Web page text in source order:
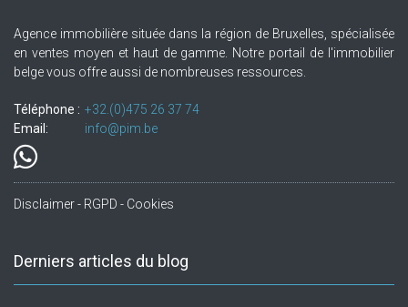
Agence immobilière située dans la région de Bruxelles, spécialisée
en ventes moyen et haut de gamme. Notre portail de l'immobilier
belge vous offre aussi de nombreuses ressources.
Téléphone : +32.(0)475 26 37 74
Email:
info@pim.be
Disclaimer - RGPD - Cookies
Derniers articles du blog